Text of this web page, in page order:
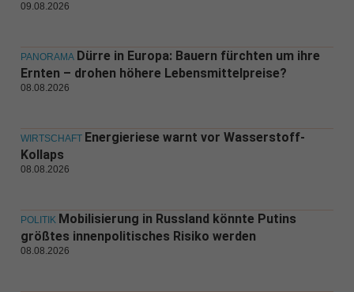
09.08.2026
PANORAMA Dürre in Europa: Bauern fürchten um ihre
Ernten – drohen höhere Lebensmittelpreise?
08.08.2026
WIRTSCHAFT Energieriese warnt vor Wasserstoff-
Kollaps
08.08.2026
POLITIK Mobilisierung in Russland könnte Putins
größtes innenpolitisches Risiko werden
08.08.2026